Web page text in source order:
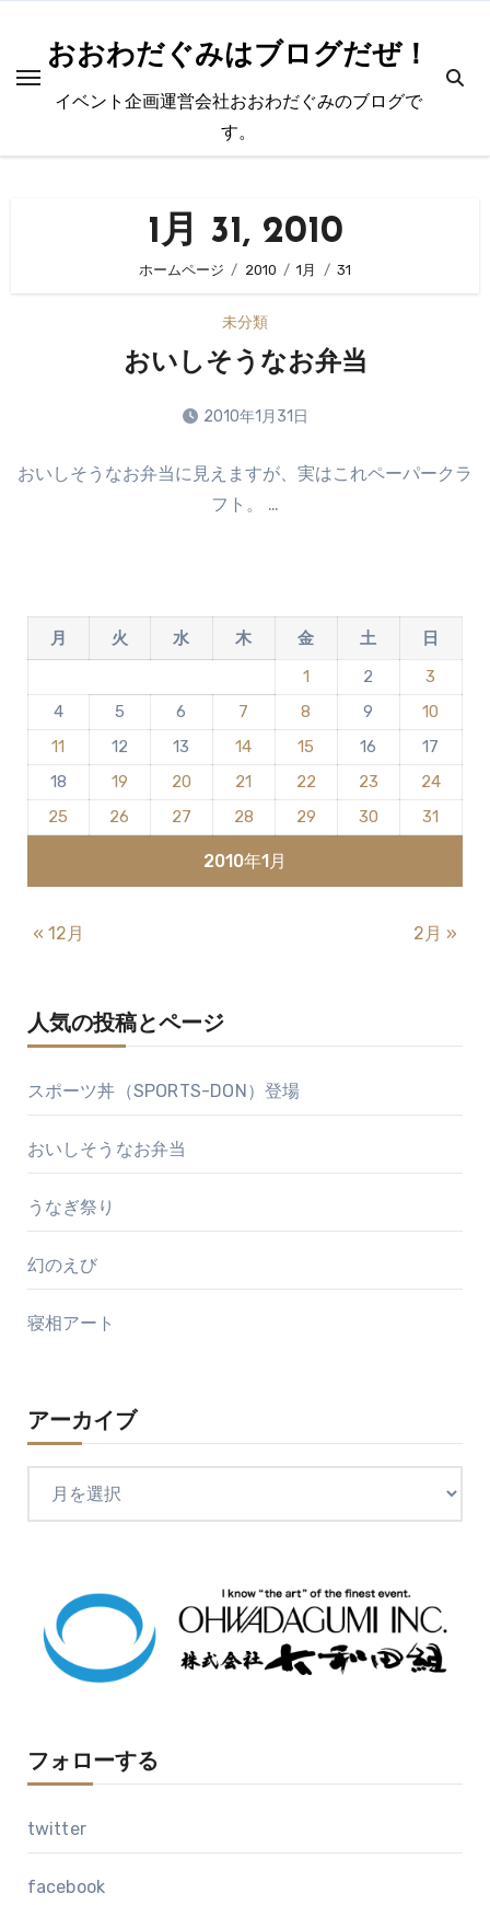
おおわだぐみはブログだぜ！
イベント企画運営会社おおわだぐみのブログで
す。
1月 31, 2010
ホームページ 2010 1月 31
未分類
おいしそうなお弁当
2010年1月31日
メ
ン
だ
あ
り
ま
せ
ん
おいしそうなお弁当に見えますが、実はこれペーパークラ
フト。 …
2010年1月
月 火 水 木 金 土
日
1
2
3
4
5 6 7 8 9
10
11
12 13 14 15 16
17
18
19 20 21 22 23
24
25
26 27 28 29 30 31
« 12月 2月 »
人気の投稿とページ
スポーツ丼（SPORTS-DON）登場
おいしそうなお弁当
うなぎ祭り
幻のえび
寝相アート
アーカイブ
フォローする
twitter
facebook